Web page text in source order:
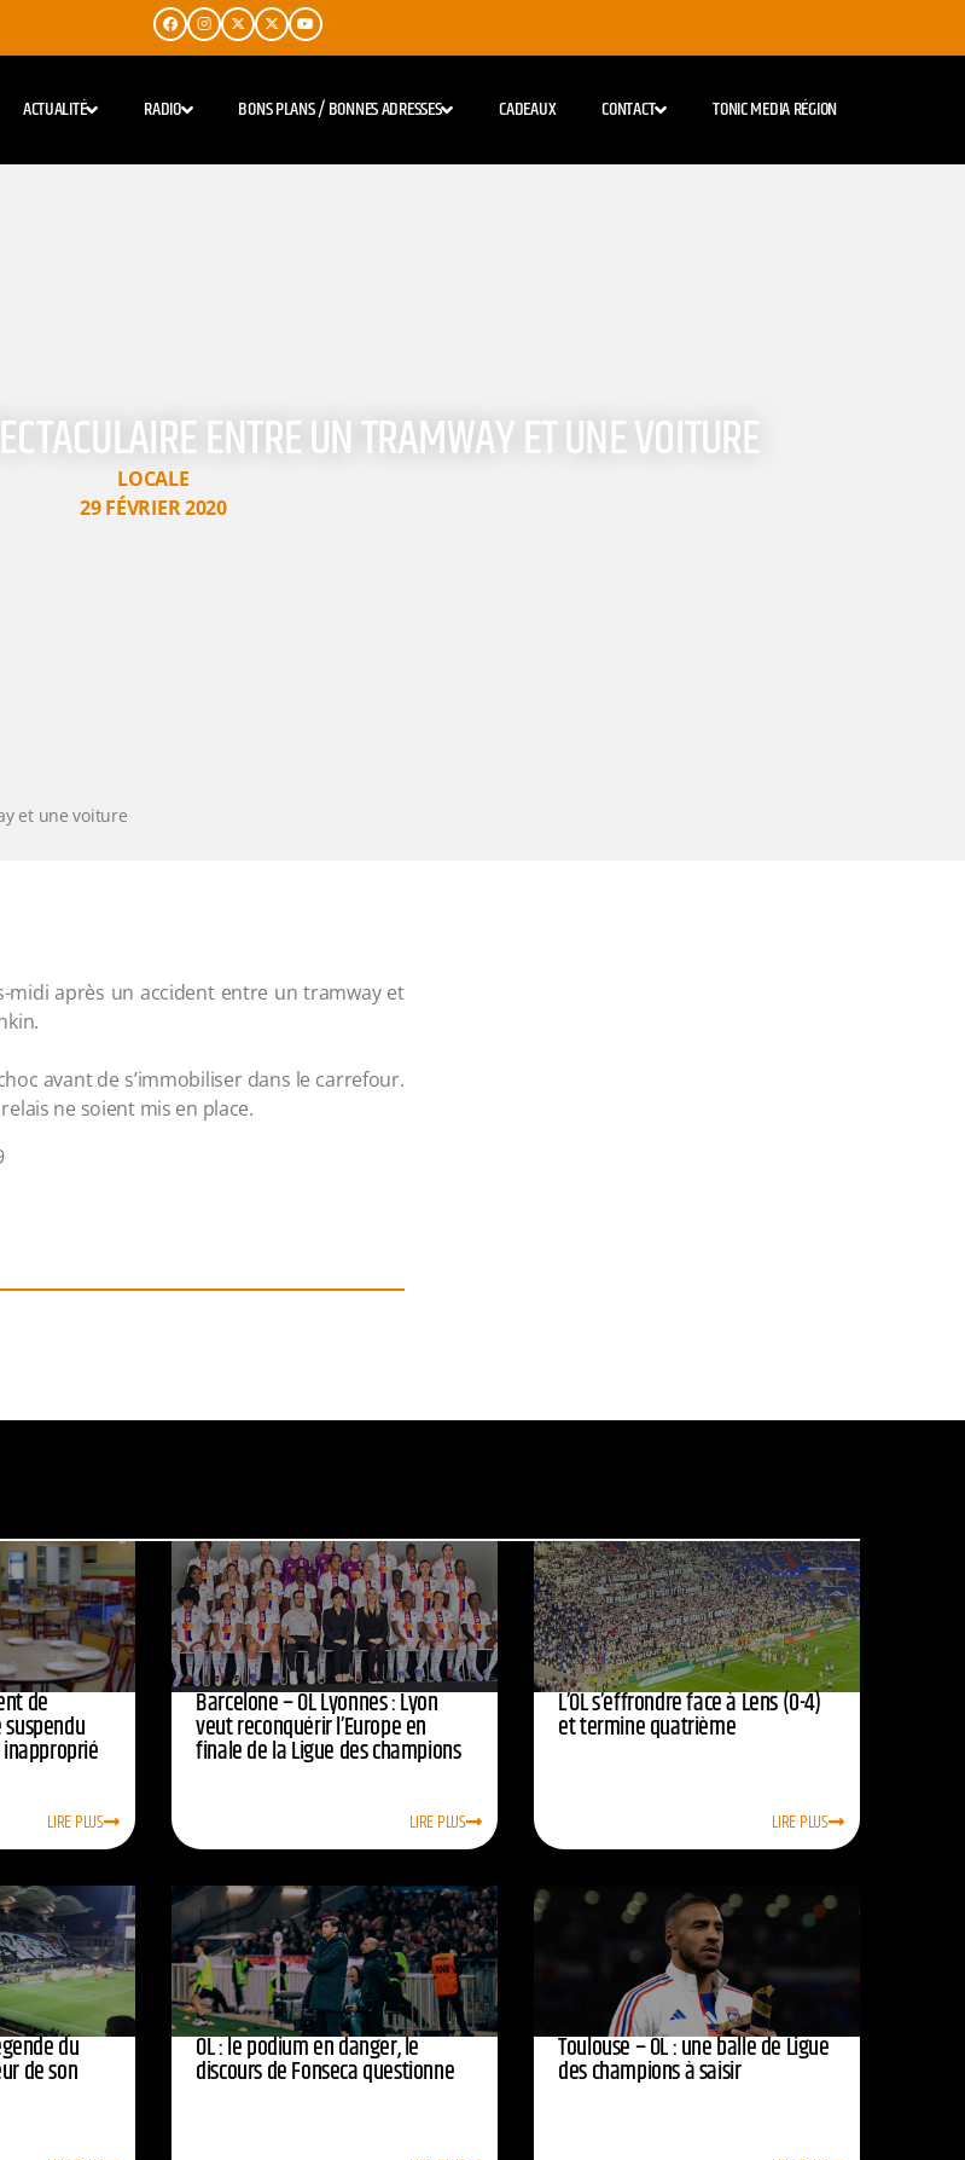
ACTUALITÉ RADIO BONS PLANS / BONNES ADRESSES CADEAUX CONTACT TONIC MEDIA RÉGION
ENTRE UN TRAMWAY ET UNE VOITURE
LOCALE
29 FÉVRIER 2020
et une voiture
midi après un accident entre un tramway et
avant de s’immobiliser dans le carrefour.
ne soient mis en place.
de
LIRE PLUS
Barcelone – OL Lyonnes : Lyon
veut reconquérir l’Europe en
finale de la Ligue des champions
LIRE PLUS
L’OL s’effrondre face à Lens (0-4)
et termine quatrième
LIRE PLUS
du
de son
OL : le podium en danger, le
discours de Fonseca questionne
Toulouse – OL : une balle de Ligue
des champions à saisir